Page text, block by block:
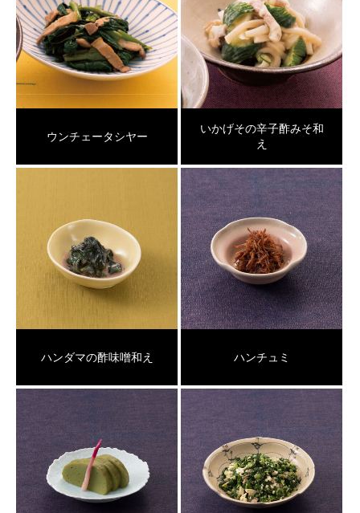
ウンチェータシヤー
いかげその辛子酢みそ和
え
ハンダマの酢味噌和え ハンチュミ